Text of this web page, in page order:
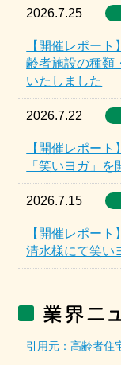
2026.7.25
【開催レポー
齢者施設の種類
いたしました
2026.7.22
【開催レポー
「笑いヨガ」
2026.7.15
【開催レポー
清水様にて笑い
引用元：高齢者住